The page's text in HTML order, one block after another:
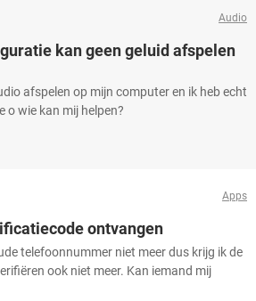
Audio
kan geen geluid afspelen
afspelen op mijn computer en ik heb echt
o wie kan mij helpen?
Apps
ontvangen
telefoonnummer niet meer dus krijg ik de
ook niet meer. Kan iemand mij